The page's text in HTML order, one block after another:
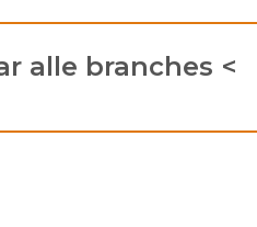
alle branches <